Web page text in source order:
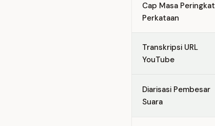
Cap Masa Peringkat
Perkataan
Transkripsi URL
YouTube
Diarisasi Pembesar
Suara